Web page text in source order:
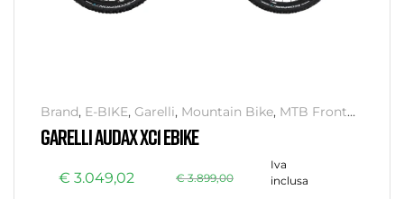
Brand, E-BIKE, Garelli, Mountain Bike, MTB Front
Suspension
GARELLI AUDAX XC1 EBIKE
€3.899,00
€ 3.049,02
Iva
inclusa